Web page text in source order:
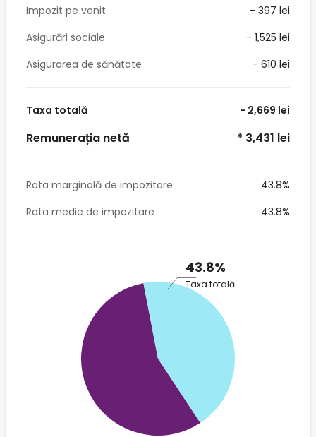
Impozit pe venit
- 397 lei
Asigurări sociale
- 1,525 lei
Asigurarea de sănătate
- 610 lei
Taxa totală - 2,669 lei
Remunerația netă * 3,431 lei
Rata marginală de impozitare
43.8%
Rata medie de impozitare
43.8%
43.8%
Taxa totală